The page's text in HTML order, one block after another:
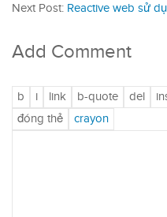
Next Post: Reactive web sử
Add Comment